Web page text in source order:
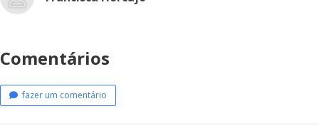
Comentários
fazer um comentário